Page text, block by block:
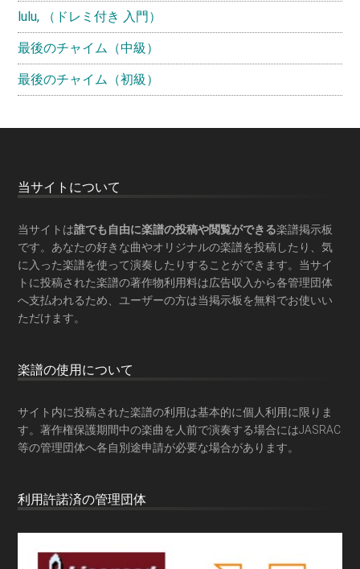
lulu, （ドレミ付き 入門）
最後のチャイム（中級）
最後のチャイム（初級）
Footer
当サイトについて
当サイトは誰でも自由に楽譜の投稿や閲覧ができる楽譜掲示板
です。あなたの好きな曲やオリジナルの楽譜を投稿したり、気
に入った楽譜を使って演奏したりすることができます。当サイ
トに投稿された楽譜の著作物利用料は広告収入から各管理団体
へ支払われるため、ユーザーの方は当掲示板を無料でお使いい
ただけます。
楽譜の使用について
サイト内に投稿された楽譜の利用は基本的に個人利用に限りま
す。著作権保護期間中の楽曲を人前で演奏する場合にはJASRAC
等の管理団体へ各自別途申請が必要な場合があります。
利用許諾済の管理団体